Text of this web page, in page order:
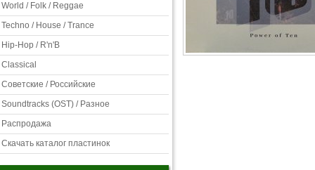
World / Folk / Reggae
Techno / House / Trance
Hip-Hop / R'n'B
Classical
Советские / Российские
Soundtracks (OST) / Разное
Распродажа
Скачать каталог пластинок